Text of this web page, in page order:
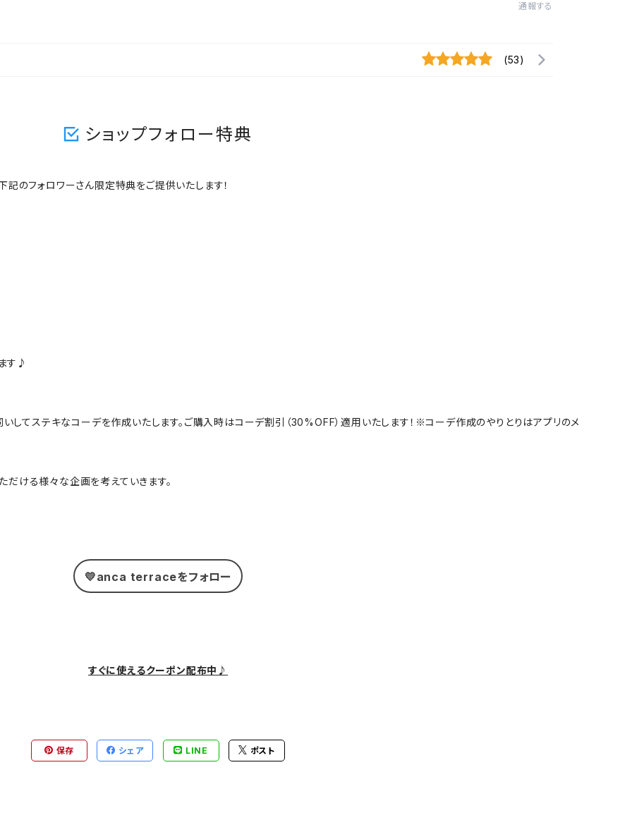
通報する
(53)
ショップフォロー特典
のフォロワーさん限定特典をご提供いたします！
す♪
てステキなコーデを作成いたします。ご購入時はコーデ割引（30%OFF）適用いたします！※コーデ作成のやりとりはアプリのメ
ける様々な企画を考えていきます。
💛anca terraceをフォロー
すぐに使えるクーポン配布中♪
保存 シェア LINE ポスト